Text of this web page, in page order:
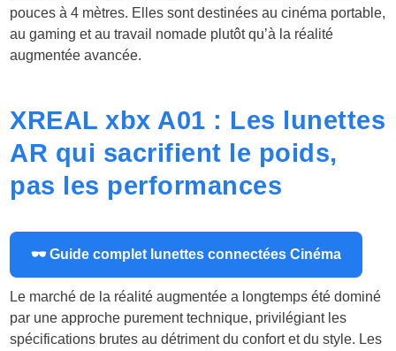
pouces à 4 mètres. Elles sont destinées au cinéma portable,
au gaming et au travail nomade plutôt qu’à la réalité
augmentée avancée.
XREAL xbx A01 : Les lunettes
AR qui sacrifient le poids,
pas les performances
🕶 Guide complet lunettes connectées Cinéma
Le marché de la réalité augmentée a longtemps été dominé
par une approche purement technique, privilégiant les
spécifications brutes au détriment du confort et du style. Les